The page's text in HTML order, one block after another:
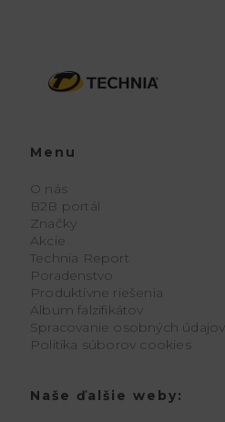
Menu
O nás
B2B portál
Značky
Akcie
Technia Report
Poradenstvo
Produktívne riešenia
Album falzifikátov
Spracovanie osobných údajov
Politika súborov cookies
Naše ďalšie weby: